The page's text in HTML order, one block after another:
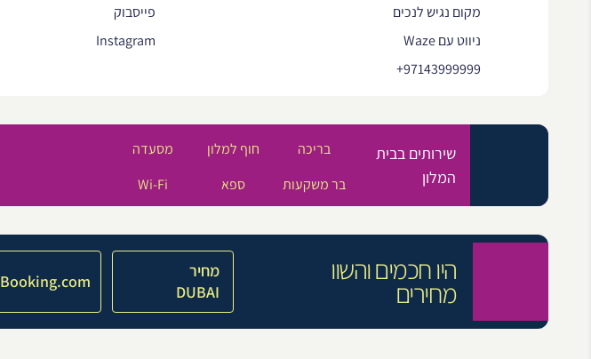
מקום נגיש לנכים
ניווט עם Waze
+97143999999
פייסבוק
Instagram
שירותים בבית
המלון
בריכה חוף למלון
מסעדה
בר משקעות
ספא Wi-Fi
היו חכמים והשוו
מחירים
מחיר
DUBAI
Booking.com